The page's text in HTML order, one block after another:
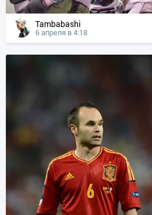
Tambabashi
6 апреля в 4:18